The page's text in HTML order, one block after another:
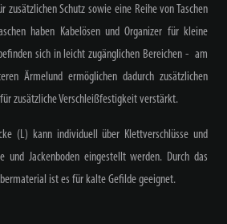
zusätzlichen Schutz sowie eine Reihe von Taschen
haben Kabelösen und Organizer für kleine
sich in leicht zugänglichen Bereichen - am
Ärmelund ermöglichen dadurch zusätzlichen
zusätzliche Verschleißfestigkeit verstärkt.
(L) kann individuell über Klettverschlüsse und
und Jackenboden eingestellt werden. Durch das
ist es für kalte Gefilde geeignet.